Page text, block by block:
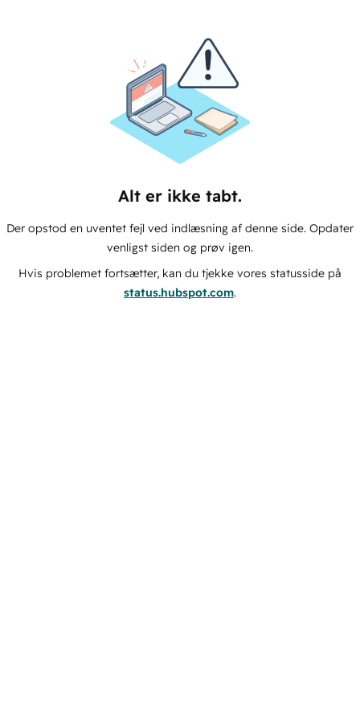
Alt er ikke tabt.
Der opstod en uventet fejl ved indlæsning af denne side. Opdater
venligst siden og prøv igen.
Hvis problemet fortsætter, kan du tjekke vores statusside på
status.hubspot.com.